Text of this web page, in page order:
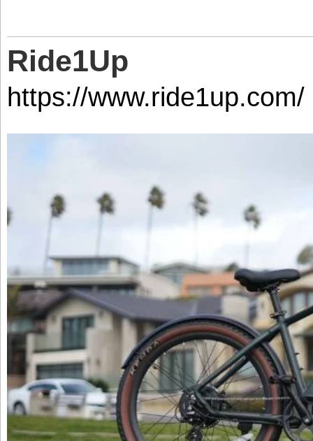
Ride1Up
https://www.ride1up.com/